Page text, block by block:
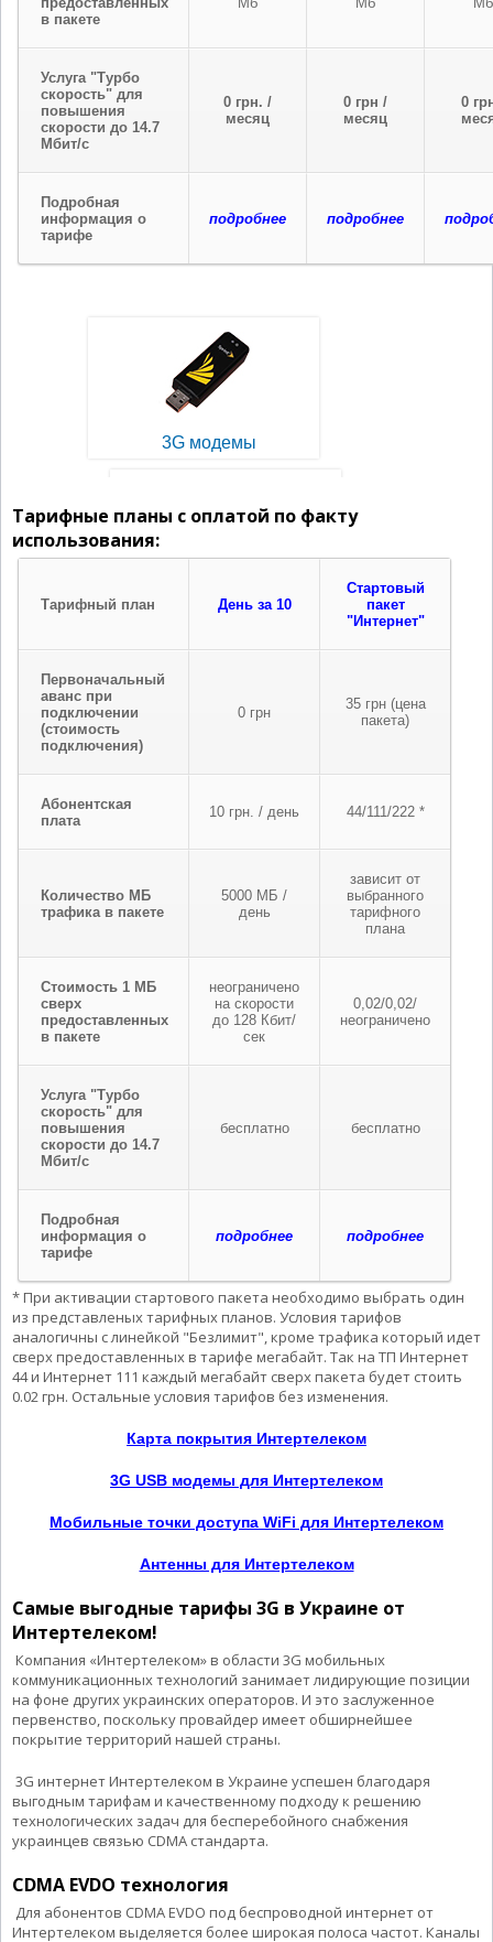
в пакете
Услуга "Турбо
скорость" для
повышения
скорости до 14.7
Мбит/с
0 грн. /
месяц
0 грн /
месяц
0
Подробная
информация о
тарифе
подробнее подробнее
Тарифные планы с оплатой по факту
использования:
Тарифный план День за 10
Стартовый
пакет
"Интернет"
Первоначальный
аванс при
подключении
(стоимость
подключения)
0 грн
35 грн (цена
пакета)
Абонентская
плата
10 грн. / день 44/111/222 *
Количество МБ
трафика в пакете
5000 МБ /
день
зависит от
выбранного
тарифного
плана
Стоимость 1 МБ
сверх
предоставленных
в пакете
неограничено
на скорости
до 128 Кбит/
сек
0,02/0,02/
неограничено
Услуга "Турбо
скорость" для
повышения
скорости до 14.7
Мбит/с
бесплатно бесплатно
Подробная
информация о
тарифе
подробнее подробнее
* При активации стартового пакета необходимо выбрать один
из представленых тарифных планов. Условия тарифов
аналогичны с линейкой "Безлимит", кроме трафика который идет
сверх предоставленных в тарифе мегабайт. Так на ТП Интернет
44 и Интернет 111 каждый мегабайт сверх пакета будет стоить
0.02 грн. Остальные условия тарифов без изменения.
Карта покрытия Интертелеком
3G USB модемы для Интертелеком
Мобильные точки доступа WiFi для Интертелеком
Антенны для Интертелеком
Самые выгодные тарифы 3G в Украине от
Интертелеком!
Компания «Интертелеком» в области 3G мобильных
коммуникационных технологий занимает лидирующие позиции
на фоне других украинских операторов. И это заслуженное
первенство, поскольку провайдер имеет обширнейшее
покрытие территорий нашей страны.
3G интернет Интертелеком в Украине успешен благодаря
выгодным тарифам и качественному подходу к решению
технологических задач для бесперебойного снабжения
украинцев связью СDMA стандарта.
CDMA EVDO технология
Для абонентов СDMA EVDO под беспроводной интернет от
Интертелеком выделяется более широкая полоса частот. Каналы